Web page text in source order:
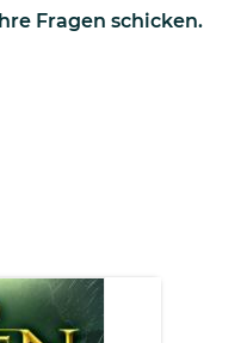
Fragen schicken.